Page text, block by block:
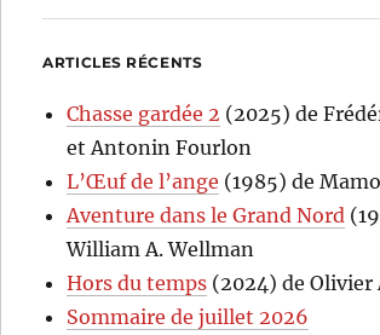
ARTICLES RÉCENTS
Chasse gardée 2 (2025) de
et Antonin Fourlon
L’Œuf de l’ange (1985) de
Aventure dans le Grand Nord
William A. Wellman
Hors du temps (2024) de Olivier
Sommaire de juillet 2026